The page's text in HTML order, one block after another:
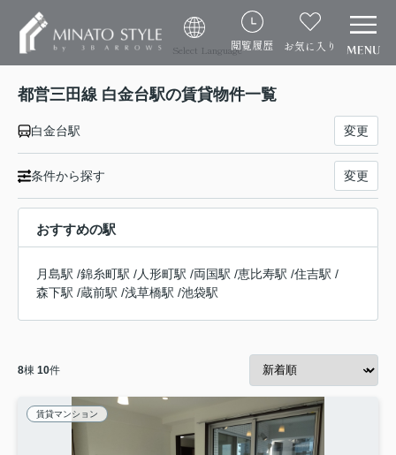
Select Language閲覧履歴 お気に入り
都営三田線 白金台駅の賃貸物件一覧
白金台駅 変更
条件から探す 変更
おすすめの駅
月島駅 /錦糸町駅 /人形町駅 /両国駅 /恵比寿駅 /住吉駅 /
森下駅 /蔵前駅 /浅草橋駅 /池袋駅
8棟 10件
賃貸マンション